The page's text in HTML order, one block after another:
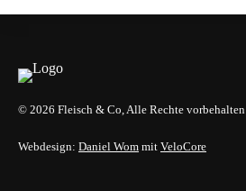
© 2026 Fleisch & Co, Alle Rechte vorbehalten
Webdesign: Daniel Wom mit VeloCore